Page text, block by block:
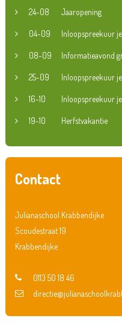
24-08 Jaaropening
04-09 Inloopspreekuur
08-09 Informatieavond
25-09 Inloopspreekuur
16-10 Inloopspreekuur
19-10 Herfstvakantie
Contact
Julianaschool Krabbendijke
Scoudestraat 19
Krabbendijke
0113 50 18 46